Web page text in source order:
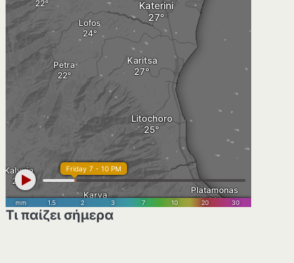
Τι παίζει σήμερα